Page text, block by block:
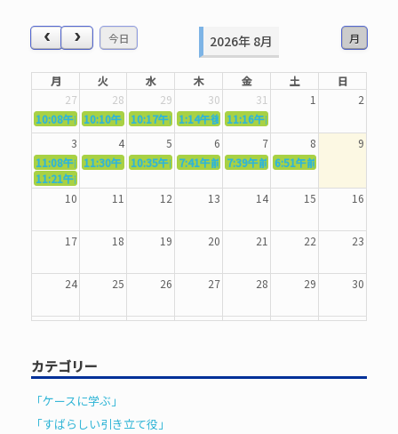
今日 月
2026年 8月
月 火 水 木 金 土
日
27
28 29 30 31 1
2
10:08午前
5362．～国語力を〜
10:10午前5363．～自信を〜
10:17午前 5364．～信じて待つ〜
1:14午後 5365．～計画的に〜
11:16午前
3
4 5 6 7 8
9
11:08午前
5367．～機能を育てる〜
11:30午前5369．～歌唱造形〜
10:35午前 5370．～バランスを〜
7:41午前 5371．～漢字学習〜
7:39午前 5372．～一歩引く〜
6:51午前
11:21午前
10
11 12 13 14 15 16
17 18 19 20 21 22 23
24 25 26 27 28 29 30
31 1 2 3 4 5 6
カテゴリー
「ケースに学ぶ」
「すばらしい引き立て役」